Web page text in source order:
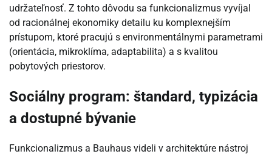
udržateľnosť. Z tohto dôvodu sa funkcionalizmus vyvíjal
od racionálnej ekonomiky detailu ku komplexnejším
prístupom, ktoré pracujú s environmentálnymi parametrami
(orientácia, mikroklíma, adaptabilita) a s kvalitou
pobytových priestorov.
Sociálny program: štandard, typizácia
a dostupné bývanie
Funkcionalizmus a Bauhaus videli v architektúre nástroj